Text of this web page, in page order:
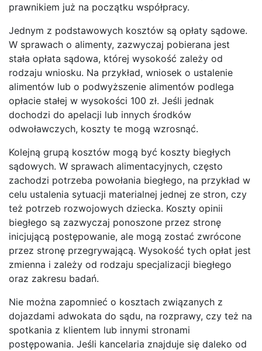
prawnikiem już na początku współpracy.
Jednym z podstawowych kosztów są opłaty sądowe.
W sprawach o alimenty, zazwyczaj pobierana jest
stała opłata sądowa, której wysokość zależy od
rodzaju wniosku. Na przykład, wniosek o ustalenie
alimentów lub o podwyższenie alimentów podlega
opłacie stałej w wysokości 100 zł. Jeśli jednak
dochodzi do apelacji lub innych środków
odwoławczych, koszty te mogą wzrosnąć.
Kolejną grupą kosztów mogą być koszty biegłych
sądowych. W sprawach alimentacyjnych, często
zachodzi potrzeba powołania biegłego, na przykład w
celu ustalenia sytuacji materialnej jednej ze stron, czy
też potrzeb rozwojowych dziecka. Koszty opinii
biegłego są zazwyczaj ponoszone przez stronę
inicjującą postępowanie, ale mogą zostać zwrócone
przez stronę przegrywającą. Wysokość tych opłat jest
zmienna i zależy od rodzaju specjalizacji biegłego
oraz zakresu badań.
Nie można zapomnieć o kosztach związanych z
dojazdami adwokata do sądu, na rozprawy, czy też na
spotkania z klientem lub innymi stronami
postępowania. Jeśli kancelaria znajduje się daleko od